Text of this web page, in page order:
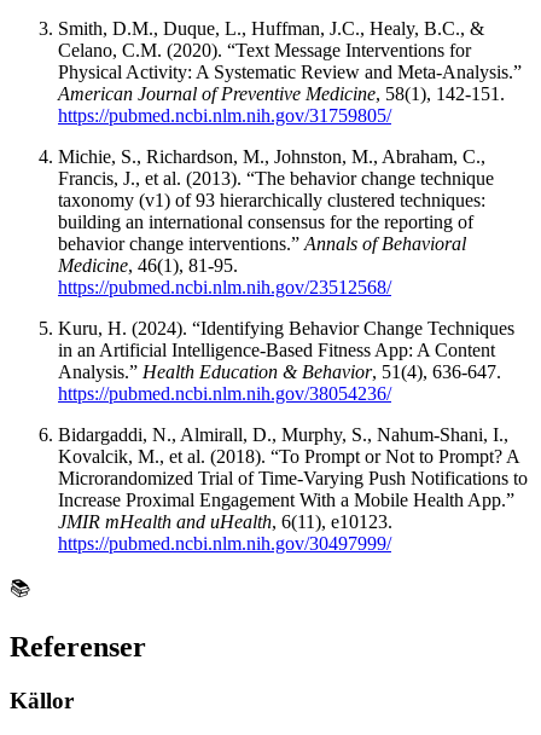
Smith, D.M., Duque, L., Huffman, J.C., Healy, B.C., &
Celano, C.M. (2020). “Text Message Interventions for
Physical Activity: A Systematic Review and Meta-Analysis.”
American Journal of Preventive Medicine, 58(1), 142-151.
https://pubmed.ncbi.nlm.nih.gov/31759805/
Michie, S., Richardson, M., Johnston, M., Abraham, C.,
Francis, J., et al. (2013). “The behavior change technique
taxonomy (v1) of 93 hierarchically clustered techniques:
building an international consensus for the reporting of
behavior change interventions.” Annals of Behavioral
Medicine, 46(1), 81-95.
https://pubmed.ncbi.nlm.nih.gov/23512568/
Kuru, H. (2024). “Identifying Behavior Change Techniques
in an Artificial Intelligence-Based Fitness App: A Content
Analysis.” Health Education & Behavior, 51(4), 636-647.
https://pubmed.ncbi.nlm.nih.gov/38054236/
Bidargaddi, N., Almirall, D., Murphy, S., Nahum-Shani, I.,
Kovalcik, M., et al. (2018). “To Prompt or Not to Prompt? A
Microrandomized Trial of Time-Varying Push Notifications to
Increase Proximal Engagement With a Mobile Health App.”
JMIR mHealth and uHealth, 6(11), e10123.
https://pubmed.ncbi.nlm.nih.gov/30497999/
📚
Referenser
Källor